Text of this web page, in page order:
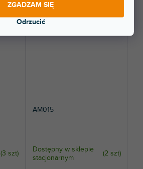
Odrzucić
ZGADZAM SIĘ
(3 szt)
AM015
Dostępny w sklepie
stacjonarnym
(2 szt)